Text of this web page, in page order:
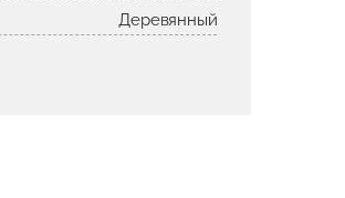
Деревянный